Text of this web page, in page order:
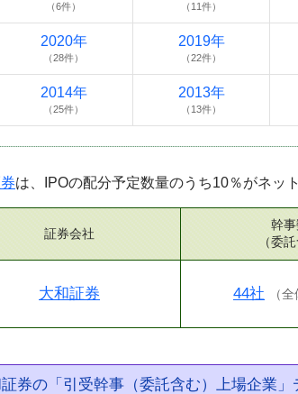
（6件） （11件）
2020年
（28件）
2019年
（22件）
2014年
（25件）
2013年
（13件）
は、IPOの配分予定数量のうち10％がネッ
証券会社
大和証券
幹
（委
44社 （全
券の「引受幹事（委託含む）上場企業」